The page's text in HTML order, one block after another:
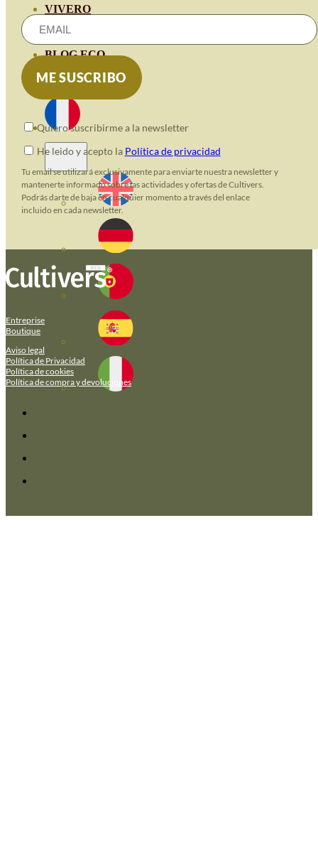
VIVERO
RECURSOS
BLOG ECO
CONTACT
Quiero suscribirme a la newsletter
He leido y acepto la Política de privacidad
Tu email se utilizará exclusivamente para enviarte nuestra newsletter y
mantenerte informado sobre las actividades y ofertas de Cultivers.
Podrás darte de baja en cualquier momento a través del enlace
incluido en cada newsletter.
Entreprise
Boutique
Aviso legal
Política de Privacidad
Política de cookies
Política de compra y devoluciones